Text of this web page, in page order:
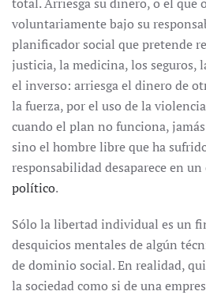
voluntariamente bajo su
planificador social que pretende
justicia, la medicina, los seguros,
el inverso: arriesga el dinero de
la fuerza, por el uso de la
cuando el plan no funciona,
sino el hombre libre que ha
responsabilidad desaparece en
político.
Sólo la libertad individual es un
desquicios mentales de algún
de dominio social. En realidad,
la sociedad como si de una